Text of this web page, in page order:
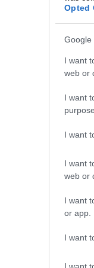
Opted
Google
I want
web or
I want
I want
I want
web or
I want
or app.
I want